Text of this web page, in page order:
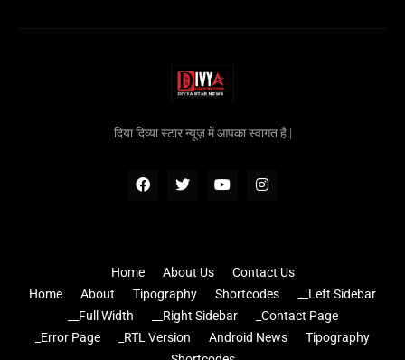
दिया दिव्या स्टार न्यूज़ में आपका स्वागत है |
Home About Us
Contact Us
Home
About Tipography Shortcodes
__Left Sidebar
__Full Width
__Right Sidebar
_Contact Page
_Error Page
_RTL Version Android News
Tipography